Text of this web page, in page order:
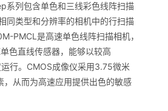
系列包含单色和三线彩色线阵扫描
同类型和分辨率的相机中的行扫描
PMCL是高速单色线阵扫描相机，
色直线传感器，能够以较高
行。CMOS成像仪采用3.75微米
从而为高速应用提供出色的敏感